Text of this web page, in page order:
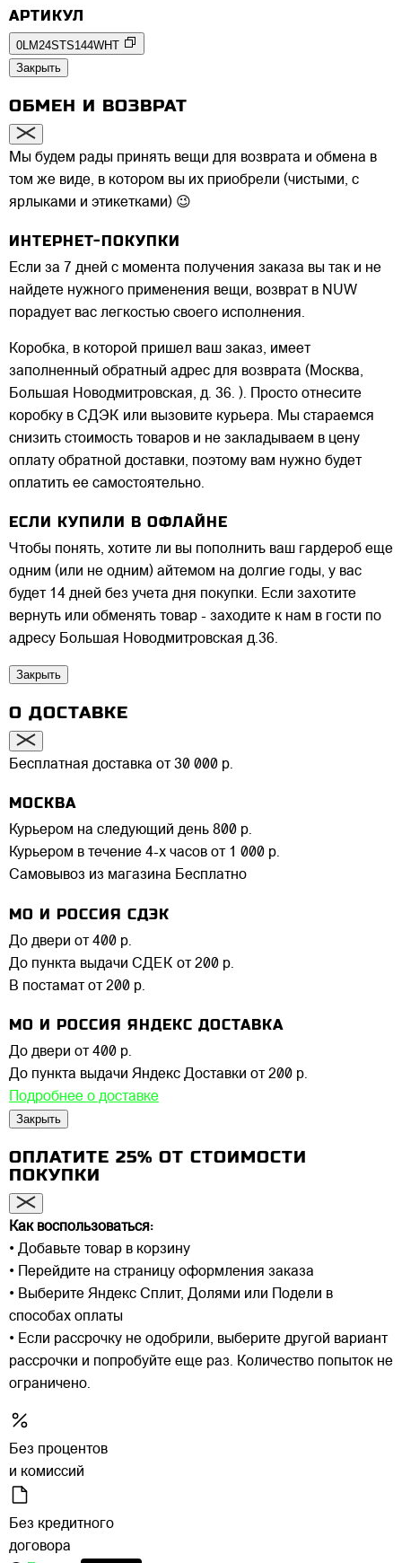
АРТИКУЛ
0LM24STS144WHT
Закрыть
ОБМЕН И ВОЗВРАТ
Мы будем рады принять вещи для возврата и обмена в
том же виде, в котором вы их приобрели (чистыми, с
ярлыками и этикетками) 😉
ИНТЕРНЕТ-ПОКУПКИ
Если за 7 дней с момента получения заказа вы так и не
найдете нужного применения вещи, возврат в NUW
порадует вас легкостью своего исполнения.
Коробка, в которой пришел ваш заказ, имеет
заполненный обратный адрес для возврата (Москва,
Большая Новодмитровская, д. 36. ). Просто отнесите
коробку в СДЭК или вызовите курьера. Мы стараемся
снизить стоимость товаров и не закладываем в цену
оплату обратной доставки, поэтому вам нужно будет
оплатить ее самостоятельно.
ЕСЛИ КУПИЛИ В ОФЛАЙНЕ
Чтобы понять, хотите ли вы пополнить ваш гардероб еще
одним (или не одним) айтемом на долгие годы, у вас
будет 14 дней без учета дня покупки. Если захотите
вернуть или обменять товар - заходите к нам в гости по
адресу Большая Новодмитровская д.36.
Закрыть
О ДОСТАВКЕ
Бесплатная доставка от 30 000 р.
МОСКВА
Курьером на следующий день 800 р.
Курьером в течение 4-х часов от 1 000 р.
Самовывоз из магазина Бесплатно
МО И РОССИЯ СДЭК
До двери от 400 р.
До пункта выдачи СДЕК от 200 р.
В постамат от 200 р.
МО И РОССИЯ ЯНДЕКС ДОСТАВКА
До двери от 400 р.
До пункта выдачи Яндекс Доставки от 200 р.
Подробнее о доставке
Закрыть
ОПЛАТИТЕ 25% ОТ СТОИМОСТИ
ПОКУПКИ
Как воспользоваться:
• Добавьте товар в корзину
• Перейдите на страницу оформления заказа
• Выберите Яндекс Сплит, Долями или Подели в
способах оплаты
• Если рассрочку не одобрили, выберите другой вариант
рассрочки и попробуйте еще раз. Количество попыток не
ограничено.
Без процентов
и комиссий
Без кредитного
договора